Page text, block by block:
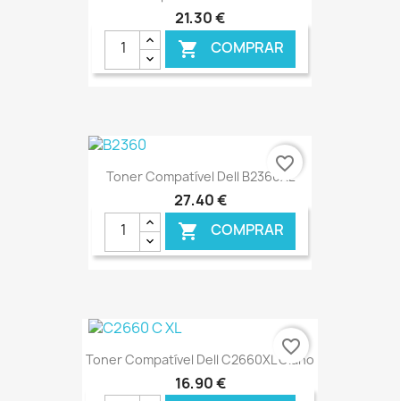
21,30 €
 COMPRAR
€ ONLINE
Toner Compatível Dell B2360XL
27,40 €
 COMPRAR
€ ONLINE
favorite_border
Toner Compatível Dell C2660XL Ciano
16,90 €
favorite_border